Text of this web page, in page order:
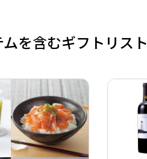
ムを含むギフトリスト